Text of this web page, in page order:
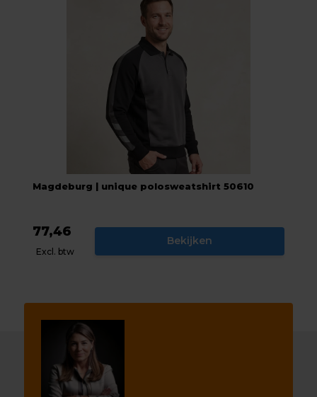
Magdeburg | unique polosweatshirt 50610
77,46
Excl. btw
Bekijken